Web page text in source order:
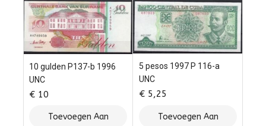
10 gulden P137-b 1996
UNC
€ 10
Toevoegen Aan
5 pesos 1997 P 116-a
UNC
€ 5,25
Toevoegen Aan